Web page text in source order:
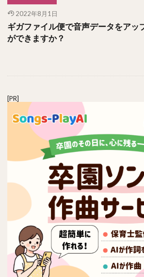
2022年8月1日
ギガファイル便で音声データをアッ
ができますか？
[PR]